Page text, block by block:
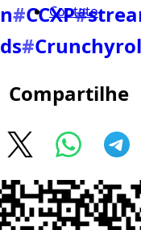
Contato
#CCXP#
#
Compartilhe